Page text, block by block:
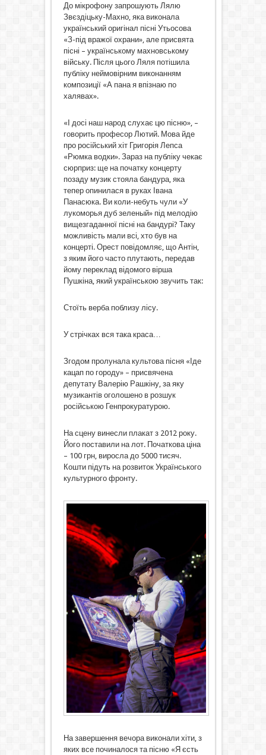
До мікрофону запрошують Лялю
Звєздіцьку-Махно, яка виконала
український оригінал пісні Утьосова
«З-під вражої охрани», але присвята
пісні – українському махновському
війську. Після цього Ляля потішила
публіку неймовірним виконанням
композиції «А пана я впізнаю по
халявах».
«І досі наш народ слухає цю пісню», –
говорить професор Лютий. Мова йде
про російський хіт Григорія Лепса
«Рюмка водки». Зараз на публіку чекає
сюрприз: ще на початку концерту
позаду музик стояла бандура, яка
тепер опинилася в руках Івана
Панасюка. Ви коли-небуть чули «У
лукоморья дуб зеленый» під мелодію
вищезгаданної пісні на бандурі? Таку
можливість мали всі, хто був на
концерті. Орест повідомляє, що Антін,
з яким його часто плутають, передав
йому переклад відомого вірша
Пушкіна, який українською звучить так:
Стоїть верба поблизу лісу.
У стрічках вся така краса…
Згодом пролунала культова пісня «Іде
кацап по городу» – присвячена
депутату Валерію Рашкіну, за яку
музикантів оголошено в розшук
російською Генпрокуратурою.
На сцену винесли плакат з 2012 року.
Його поставили на лот. Початкова ціна
– 100 грн, виросла до 5000 тисяч.
Кошти підуть на розвиток Українського
культурного фронту.
На завершення вечора виконали хіти, з
яких все починалося та пісню «Я єсть